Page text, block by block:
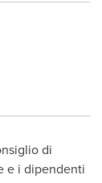
di
e i dipendenti